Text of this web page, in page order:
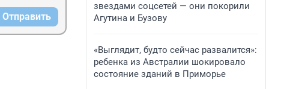
Отправить
звездами соцсетей — они покорили
Агутина и Бузову
«Выглядит, будто сейчас развалится»:
ребенка из Австралии шокировало
состояние зданий в Приморье